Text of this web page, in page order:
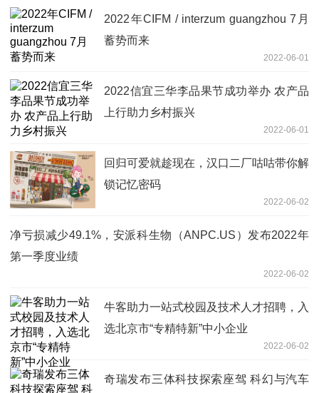
2022年CIFM / interzum guangzhou 7月
蓄势而来
2022-06-01
2022信宜三华李品果节成功举办 农产品
上行助力乡村振兴
2022-06-01
回归可爱就趁现在，汉口二厂咕咕带你解
锁记忆密码
2022-06-02
净亏损减少49.1%，安派科生物（ANPC.US）发布2022年
第一季度业绩
2022-06-02
牛客助力一站式校园及技术人才招聘，入
选北京市“专精特新”中小企业
2022-06-02
奇瑞发布三体科技探索座驾 科幻与汽车